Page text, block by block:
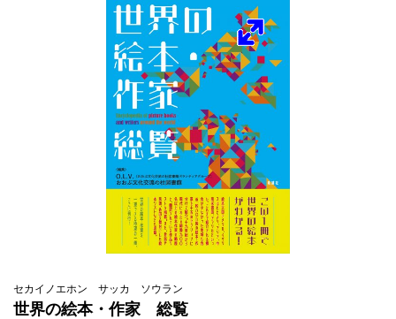
セカイノエホン サッカ ソウラン
世界の絵本・作家 総覧